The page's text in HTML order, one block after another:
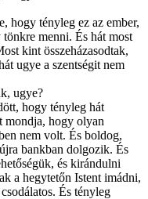
hogy tényleg ez az ember,
menni. És hát most
kint összeházasodtak,
ugye a szentségit nem
ugye?
hogy tényleg hát
mondja, hogy olyan
nem volt. És boldog,
bankban dolgozik. És
és kirándulni
a hegytetőn Istent imádni,
És tényleg